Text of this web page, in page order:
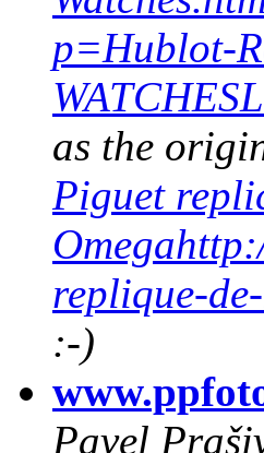
p=Hublot-
WATCHES
as the
Piguet
Omega
replique-
:-)
Pavel